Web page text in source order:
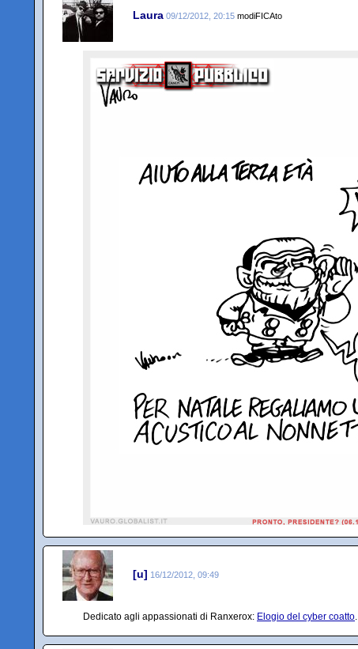
Laura 09/12/2012, 20:15 modiFICAto
[u] 16/12/2012, 09:49
Dedicato agli appassionati di Ranxerox: Elogio del cyber coatto.